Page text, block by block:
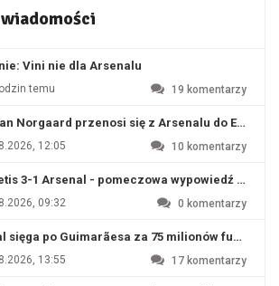
Vini nie dla Arsenalu
temu 19 komentarzy
Norgaard przenosi się z Arsenalu do
12:05 10 komentarzy
3-1 Arsenal - pomeczowa wypowiedź Artety
09:32 0 komentarzy
sięga po Guimarãesa za 75 milionów funtów
13:55 17 komentarzy